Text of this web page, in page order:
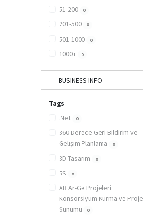
51-200 0
201-500 0
501-1000 0
1000+ 0
BUSINESS INFO
Tags
.Net
0
360 Derece Geri Bildirim ve
Gelişim Planlama
0
3D Tasarım 0
5S 0
AB Ar-Ge Projeleri
Konsorsiyum Kurma ve Proje
Sunumu
0